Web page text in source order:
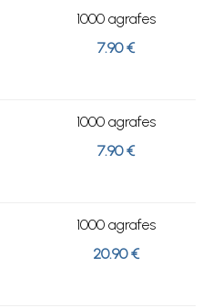
1000 agrafes
7.90 €
1000 agrafes
7.90 €
1000 agrafes
20.90 €